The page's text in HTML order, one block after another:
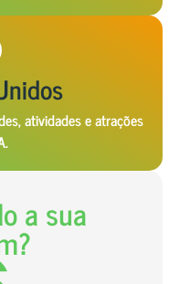
atividades e atrações
a sua